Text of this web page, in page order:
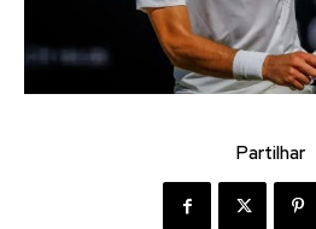
Partilhar